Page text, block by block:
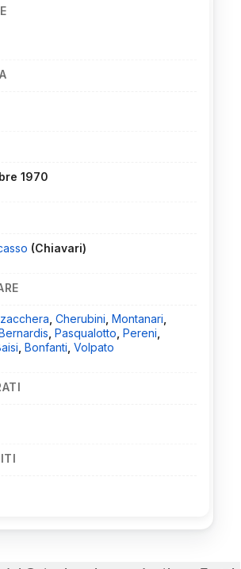
1970
(Chiavari)
Cherubini Montanari
Pasqualotto Pereni
Bonfanti Volpato